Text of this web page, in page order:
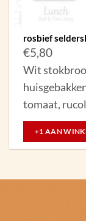
rosbief
€5,80
Wit
tomaat,
+1 AAN